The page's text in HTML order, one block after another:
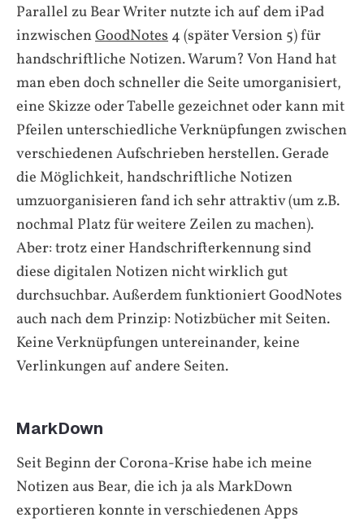
Parallel zu Bear Writer nutzte ich auf dem iPad
inzwischenGoodNotes4 (später Version 5) für
handschriftliche Notizen. Warum? Von Hand hat
man eben doch schneller die Seite umorganisiert,
eine Skizze oder Tabelle gezeichnet oder kann mit
Pfeilen unterschiedliche Verknüpfungen zwischen
verschiedenen Aufschrieben herstellen. Gerade
die Möglichkeit, handschriftliche Notizen
umzuorganisieren fand ich sehr attraktiv (um z.B.
nochmal Platz für weitere Zeilen zu machen).
Aber: trotz einer Handschrifterkennung sind
diese digitalen Notizen nicht wirklich gut
durchsuchbar. Außerdem funktioniert GoodNotes
auch nach dem Prinzip: Notizbücher mit Seiten.
Keine Verknüpfungen untereinander, keine
Verlinkungen auf andere Seiten.
MarkDown
Seit Beginn der Corona-Krise habe ich meine
Notizen aus Bear, die ich ja als MarkDown
exportieren konnte in verschiedenen Apps